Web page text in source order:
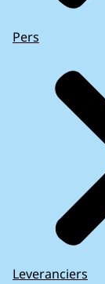
Pers
Leveranciers